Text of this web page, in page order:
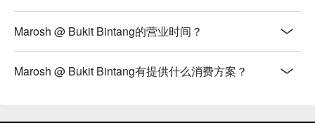
Marosh @ Bukit Bintang的营业时间？
Marosh @ Bukit Bintang有提供什么消费方案？